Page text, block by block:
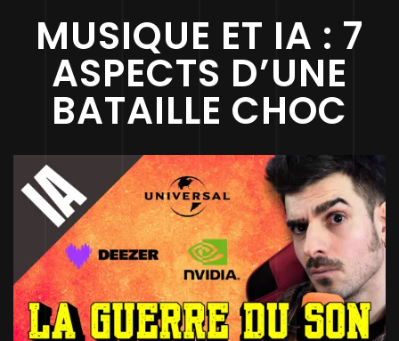
MUSIQUE ET IA : 7
ASPECTS D’UNE
BATAILLE CHOC